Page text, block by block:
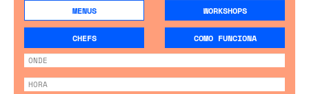
MENUS WORKSHOPS
CHEFS COMO FUNCIONA